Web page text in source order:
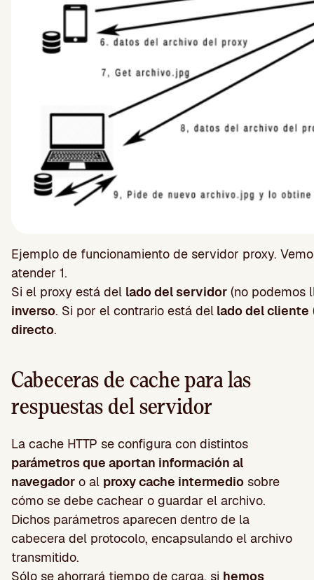
Ejemplo de funcionamiento de servidor proxy.
atender 1.
Si el proxy está del lado del servidor (no podemos
inverso. Si por el contrario está del lado del cliente
directo.
Cabeceras de cache para las
respuestas del servidor
La cache HTTP se configura con distintos
parámetros que aportan información al
navegador o al proxy cache intermedio sobre
cómo se debe cachear o guardar el archivo.
Dichos parámetros aparecen dentro de la
cabecera del protocolo, encapsulando el archivo
transmitido.
Sólo se ahorrará tiempo de carga, si hemos